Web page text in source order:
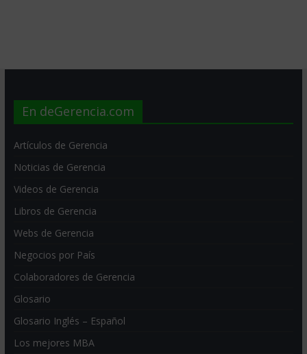
En deGerencia.com
Artículos de Gerencia
Noticias de Gerencia
Videos de Gerencia
Libros de Gerencia
Webs de Gerencia
Negocios por País
Colaboradores de Gerencia
Glosario
Glosario Inglés – Español
Los mejores MBA